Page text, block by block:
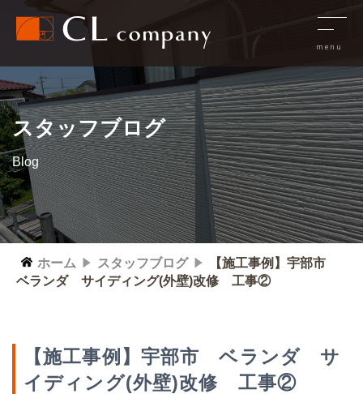
スタッフブログ
Blog
ホーム スタッフブログ
【施工事例】宇部市
ベランダ サイディング(外壁)改修 工事②
【施工事例】宇部市 ベランダ サ
イディング(外壁)改修 工事②